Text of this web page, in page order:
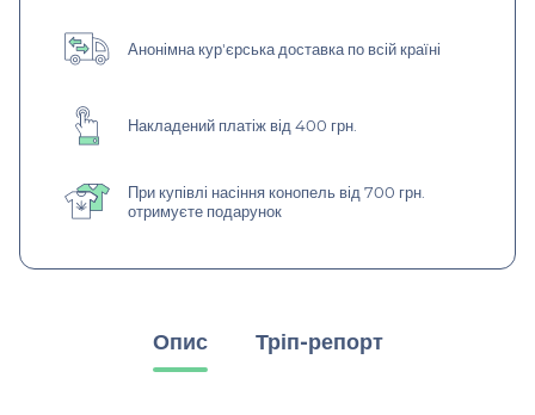
Анонімна кур'єрська доставка по всій країні
Накладений платіж від 400 грн.
При купівлі насіння конопель від 700 грн.
отримуєте подарунок
Опис Тріп-репорт